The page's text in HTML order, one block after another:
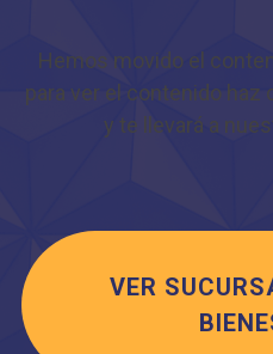
Hemos movido el
para ver el contenido haz
y te llevará a
VER